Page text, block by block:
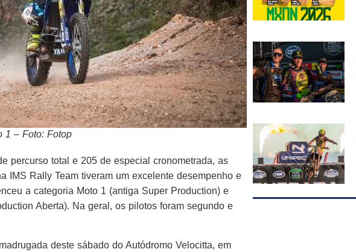
1 – Foto: Fotop
percurso total e 205 de especial cronometrada, as
IMS Rally Team tiveram um excelente desempenho e
a categoria Moto 1 (antiga Super Production) e
Aberta). Na geral, os pilotos foram segundo e
deste sábado do Autódromo Velocitta, em